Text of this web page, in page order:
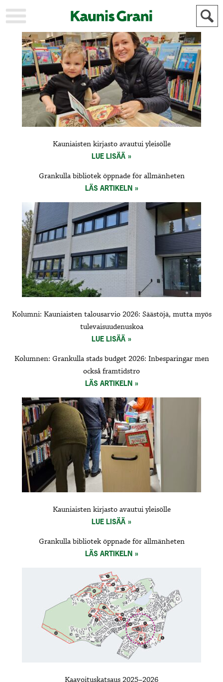
KAUPUNKI
STADEN
AJANKOHTAISTA
AKTUELLT
URHEILU
IDROTT
KULTTUURI
KULTUR
HISTORIA
HISTORIA
YLEINEN
ALLMÄN
MAINOSTAJILLE
FÖR
ANNONSÖRER
Kauniaisten kirjasto avautui yleisölle
LUE LISÄÄ
Grankulla bibliotek öppnade för allmänheten
LÄS ARTIKELN
Kolumni: Kauniaisten talousarvio 2026: Säästöjä, mutta myös
tulevaisuudenuskoa
LUE LISÄÄ
Kolumnen: Grankulla stads budget 2026: Inbesparingar men
också framtidstro
LÄS ARTIKELN
Kauniaisten kirjasto avautui yleisölle
LUE LISÄÄ
Grankulla bibliotek öppnade för allmänheten
LÄS ARTIKELN
Kaavoituskatsaus 2025–2026